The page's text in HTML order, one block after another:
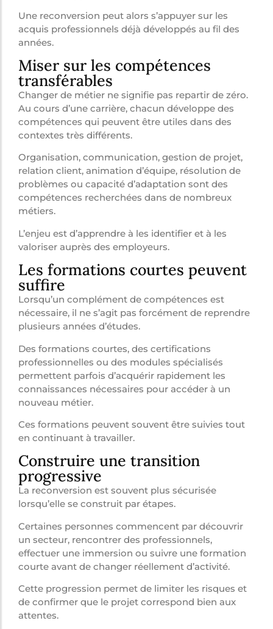
Une reconversion peut alors s’appuyer sur les
acquis professionnels déjà développés au fil des
années.
Miser sur les compétences
transférables
Changer de métier ne signifie pas repartir de zéro.
Au cours d’une carrière, chacun développe des
compétences qui peuvent être utiles dans des
contextes très différents.
Organisation, communication, gestion de projet,
relation client, animation d’équipe, résolution de
problèmes ou capacité d’adaptation sont des
compétences recherchées dans de nombreux
métiers.
L’enjeu est d’apprendre à les identifier et à les
valoriser auprès des employeurs.
Les formations courtes peuvent
suffire
Lorsqu’un complément de compétences est
nécessaire, il ne s’agit pas forcément de reprendre
plusieurs années d’études.
Des formations courtes, des certifications
professionnelles ou des modules spécialisés
permettent parfois d’acquérir rapidement les
connaissances nécessaires pour accéder à un
nouveau métier.
Ces formations peuvent souvent être suivies tout
en continuant à travailler.
Construire une transition
progressive
La reconversion est souvent plus sécurisée
lorsqu’elle se construit par étapes.
Certaines personnes commencent par découvrir
un secteur, rencontrer des professionnels,
effectuer une immersion ou suivre une formation
courte avant de changer réellement d’activité.
Cette progression permet de limiter les risques et
de confirmer que le projet correspond bien aux
attentes.